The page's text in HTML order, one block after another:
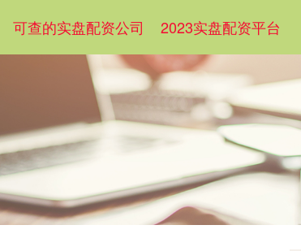
可查的实盘配资公司 2023实盘配资平台